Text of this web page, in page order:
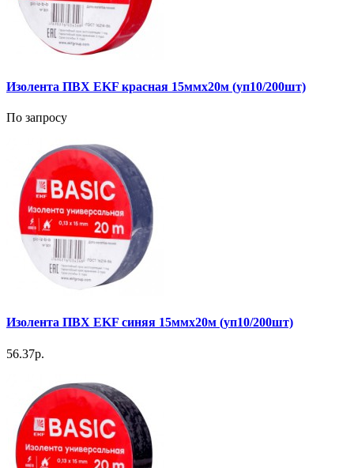
Изолента ПВХ EKF красная 15ммх20м (уп10/200шт)
По запросу
Изолента ПВХ EKF синяя 15ммх20м (уп10/200шт)
56.37р.